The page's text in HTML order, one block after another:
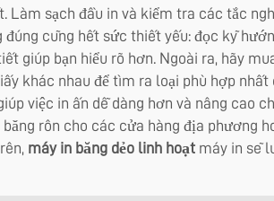
sạch đầu in và kiểm tra các tắc
cũng hết sức thiết yếu: đọc kỹ
giúp bạn hiểu rõ hơn. Ngoài ra, hãy
khác nhau để tìm ra loại phù hợp
việc in ấn dễ dàng hơn và nâng cao
rôn cho các cửa hàng địa phương
máy in băng dẻo linh hoạt máy in sẽ